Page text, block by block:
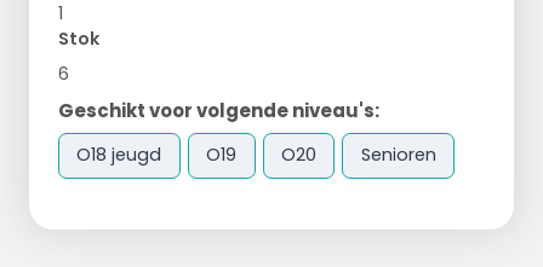
1
Stok
6
Geschikt voor volgende niveau's:
O18 jeugd O19 O20 Senioren